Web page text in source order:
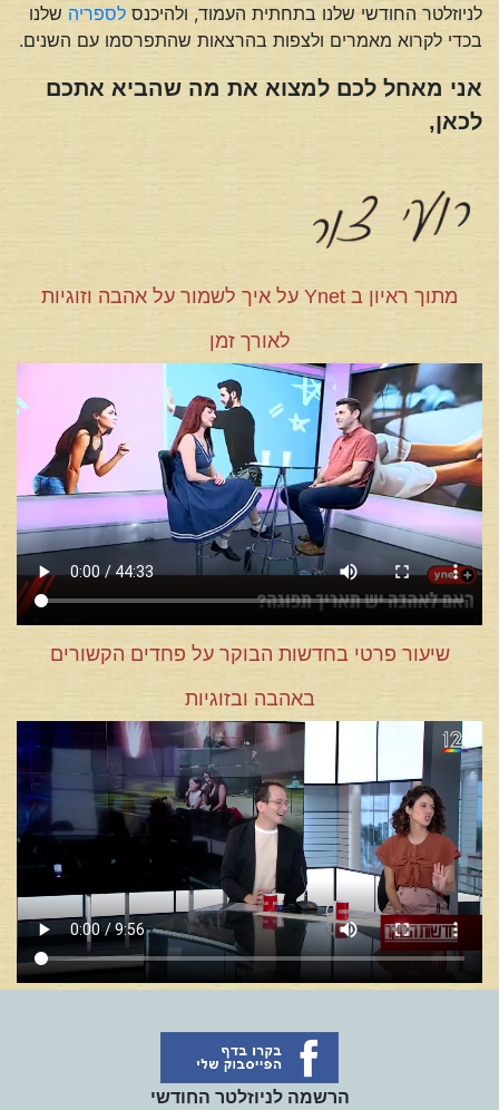
לניוזלטר החודשי שלנו בתחתית העמוד, ולהיכנס לספריה שלנו
בכדי לקרוא מאמרים ולצפות בהרצאות שהתפרסמו עם השנים.
אני מאחל לכם למצוא את מה שהביא אתכם
לכאן,
מתוך ראיון ב Ynet על איך לשמור על אהבה וזוגיות
לאורך זמן
שיעור פרטי בחדשות הבוקר על פחדים הקשורים
באהבה ובזוגיות
הרשמה לניוזלטר החודשי